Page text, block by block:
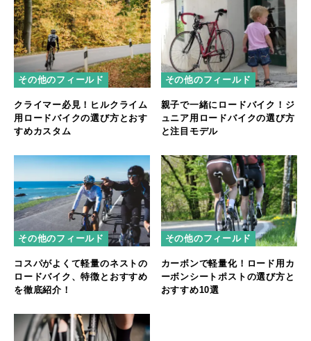
その他のフィールド
クライマー必見！ヒルクライム
用ロードバイクの選び方とおす
すめカスタム
その他のフィールド
親子で一緒にロードバイク！ジ
ュニア用ロードバイクの選び方
と注目モデル
その他のフィールド
コスパがよくて軽量のネストの
ロードバイク、特徴とおすすめ
を徹底紹介！
その他のフィールド
カーボンで軽量化！ロード用カ
ーボンシートポストの選び方と
おすすめ10選